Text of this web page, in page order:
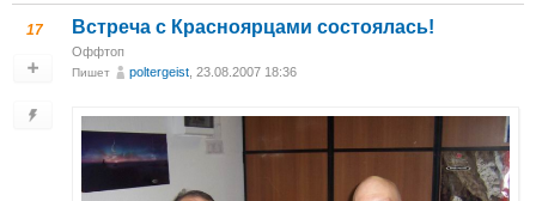
17 Встреча с Красноярцами состоялась!
Оффтоп
Пишет poltergeist , 23.08.2007 18:36